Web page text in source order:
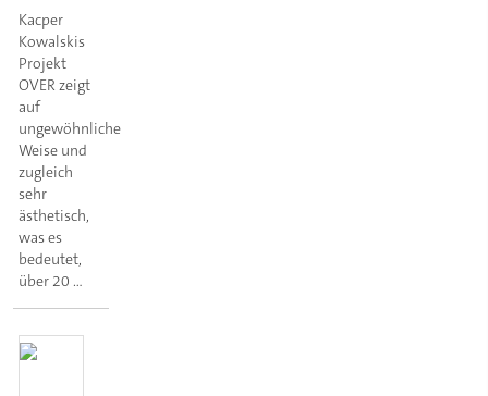
Kacper
Kowalskis
Projekt
OVER zeigt
auf
ungewöhnliche
Weise und
zugleich
sehr
ästhetisch,
was es
bedeutet,
über 20 …